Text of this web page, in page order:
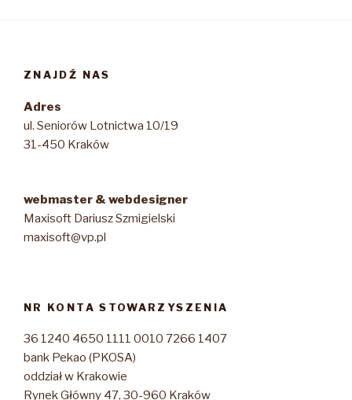
ZNAJDŹ NAS
Adres
ul. Seniorów Lotnictwa 10/19
31-450 Kraków
webmaster & webdesigner
Maxisoft Dariusz Szmigielski
maxisoft@vp.pl
NR KONTA STOWARZYSZENIA
36 1240 4650 1111 0010 7266 1407
bank Pekao (PKOSA)
oddział w Krakowie
Rynek Główny 47, 30-960 Kraków